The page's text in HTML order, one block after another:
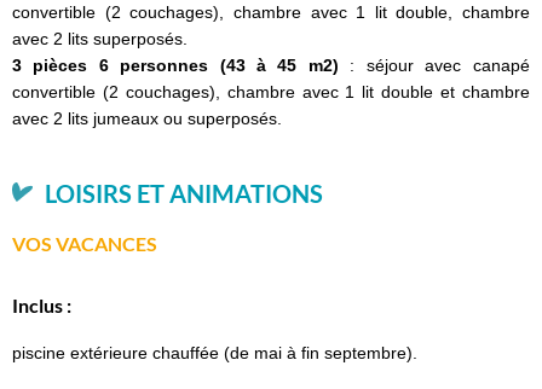
convertible (2 couchages), chambre avec 1 lit double, chambre
avec 2 lits superposés.
3 pièces 6 personnes (43 à 45 m2) : séjour avec canapé
convertible (2 couchages), chambre avec 1 lit double et chambre
avec 2 lits jumeaux ou superposés.
LOISIRS ET ANIMATIONS
VOS VACANCES
Inclus :
piscine extérieure chauffée (de mai à fin septembre).